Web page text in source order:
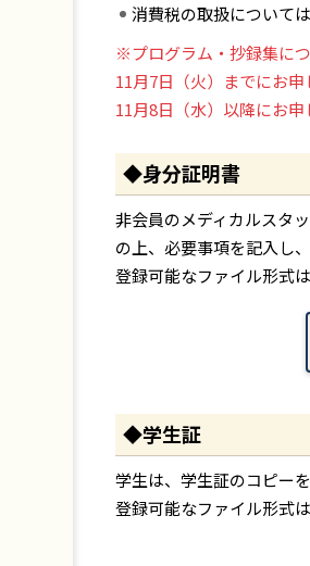
消費税の取扱について
※プログラム・抄録集に
11月7日（火）までにお
11月8日（水）以降にお
◆身分証明書
非会員のメディカルスタ
の上、必要事項を記入し
登録可能なファイル形式
◆学生証
学生は、学生証のコピー
登録可能なファイル形式